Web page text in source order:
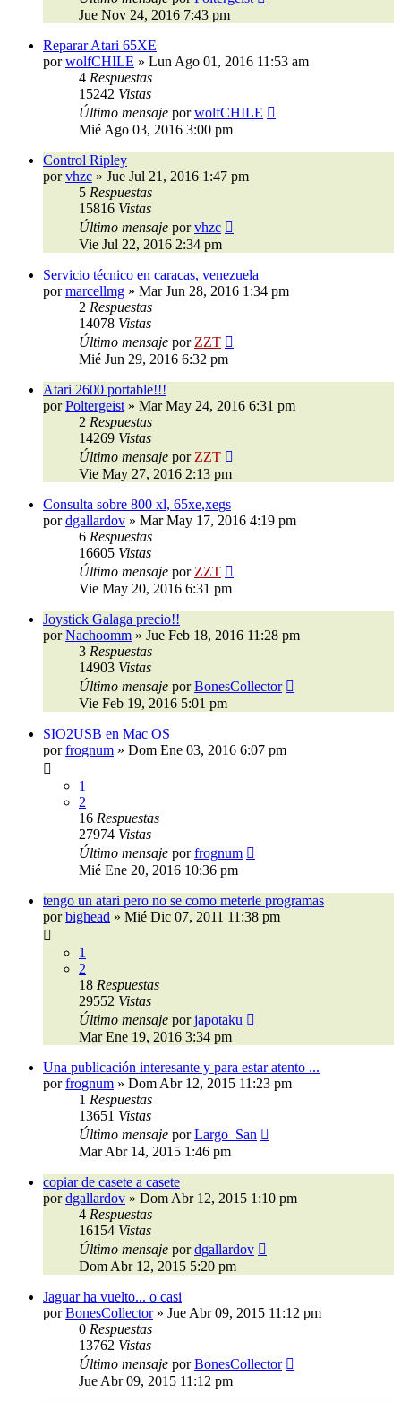
Jue Nov 24, 2016 7:43 pm
Reparar Atari 65XE
porwolfCHILE » Lun Ago 01, 2016 11:53 am
4 Respuestas
15242 Vistas
Último mensaje porwolfCHILE
Mié Ago 03, 2016 3:00 pm
Control Ripley
porvhzc » Jue Jul 21, 2016 1:47 pm
5 Respuestas
15816 Vistas
Último mensaje porvhzc
Vie Jul 22, 2016 2:34 pm
Servicio técnico en caracas, venezuela
pormarcellmg » Mar Jun 28, 2016 1:34 pm
2 Respuestas
14078 Vistas
Último mensaje por ZZT
Mié Jun 29, 2016 6:32 pm
Atari 2600 portable!!!
porPoltergeist » Mar May 24, 2016 6:31 pm
2 Respuestas
14269 Vistas
Último mensaje por ZZT
Vie May 27, 2016 2:13 pm
Consulta sobre 800 xl, 65xe,xegs
pordgallardov » Mar May 17, 2016 4:19 pm
6 Respuestas
16605 Vistas
Último mensaje por ZZT
Vie May 20, 2016 6:31 pm
Joystick Galaga precio!!
porNachoomm » Jue Feb 18, 2016 11:28 pm
3 Respuestas
14903 Vistas
Último mensaje porBonesCollector
Vie Feb 19, 2016 5:01 pm
SIO2USB en Mac OS
porfrognum » Dom Ene 03, 2016 6:07 pm
1
2
16 Respuestas
27974 Vistas
Último mensaje porfrognum
Mié Ene 20, 2016 10:36 pm
tengo un atari pero no se como meterle programas
porbighead » Mié Dic 07, 2011 11:38 pm
1
2
18 Respuestas
29552 Vistas
Último mensaje porjapotaku
Mar Ene 19, 2016 3:34 pm
Una publicación interesante y para estar atento ...
porfrognum » Dom Abr 12, 2015 11:23 pm
1 Respuestas
13651 Vistas
Último mensaje porLargo_San
Mar Abr 14, 2015 1:46 pm
copiar de casete a casete
pordgallardov » Dom Abr 12, 2015 1:10 pm
4 Respuestas
16154 Vistas
Último mensaje pordgallardov
Dom Abr 12, 2015 5:20 pm
Jaguar ha vuelto... o casi
porBonesCollector» Jue Abr 09, 2015 11:12 pm
0 Respuestas
13762 Vistas
Último mensaje porBonesCollector
Jue Abr 09, 2015 11:12 pm